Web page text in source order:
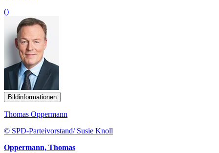
()
Bildinformationen
Thomas Oppermann
© SPD-Parteivorstand/ Susie Knoll
Oppermann, Thomas